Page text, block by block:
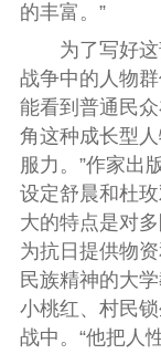
的丰富。”
为了写好
战争中的人物
能看到普通民
角这种成长型
服力。”作家出
设定舒晨和杜
大的特点是对
为抗日提供物
民族精神的大
小桃红、村民
战中。“他把人